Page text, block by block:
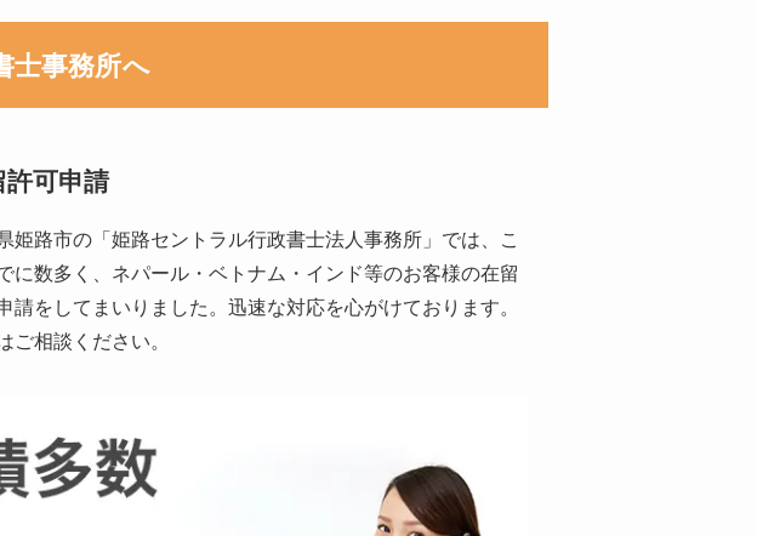
士事務所へ
許可申請
姫路市の「姫路セントラル行政書士法人事務所」では、こ
に数多く、ネパール・ベトナム・インド等のお客様の在留
請をしてまいりました。迅速な対応を心がけております。
ご相談ください。